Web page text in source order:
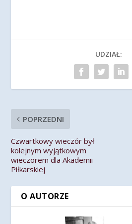
UDZIAŁ:
POPRZEDNI
Czwartkowy wieczór był
kolejnym wyjątkowym
wieczorem dla Akademii
Piłkarskiej
O AUTORZE